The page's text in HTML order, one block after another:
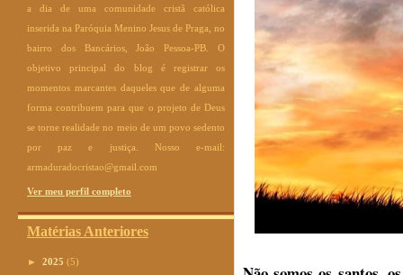
a dia de uma comunidade cristã católica
inserida na Paróquia Menino Jesus de Praga, no
bairro dos Bancários, João Pessoa-PB. O
objetivo principal do blog é registrar os
momentos marcantes daqueles que de alguma
forma contribuem para que o projeto de Deus
se torne realidade no meio de um povo sedento
por paz e justiça. Nosso e-mail:
armaduradocristao@gmail.com
Ver meu perfil completo
Matérias Anteriores
► 2025 (5)